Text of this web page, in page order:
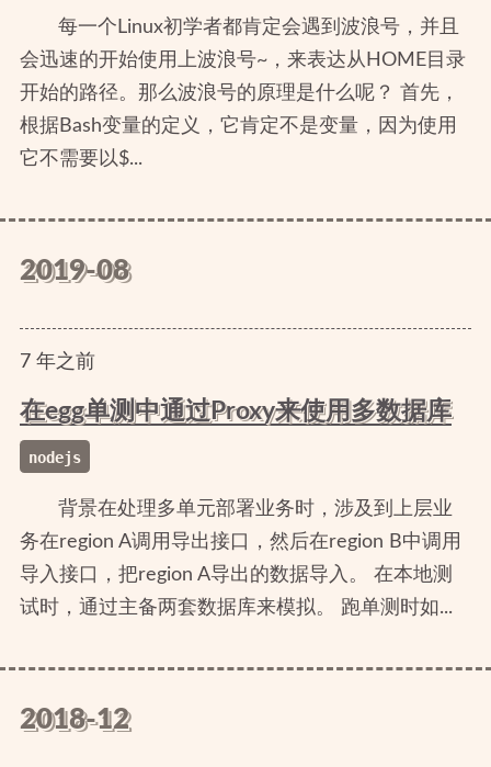
每一个Linux初学者都肯定会遇到波浪号，并且
会迅速的开始使用上波浪号~，来表达从HOME目录
开始的路径。那么波浪号的原理是什么呢？ 首先，
根据Bash变量的定义，它肯定不是变量，因为使用
它不需要以$...
2019-08
7年之前
在egg单测中通过Proxy来使用多数据库
nodejs
背景在处理多单元部署业务时，涉及到上层业
务在region A调用导出接口，然后在region B中调用
导入接口，把region A导出的数据导入。 在本地测
试时，通过主备两套数据库来模拟。 跑单测时如...
2018-12